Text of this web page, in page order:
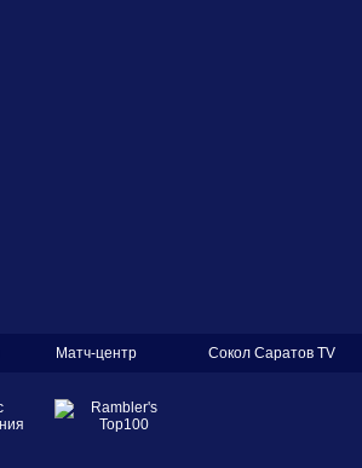
Матч-центр Сокол Саратов TV